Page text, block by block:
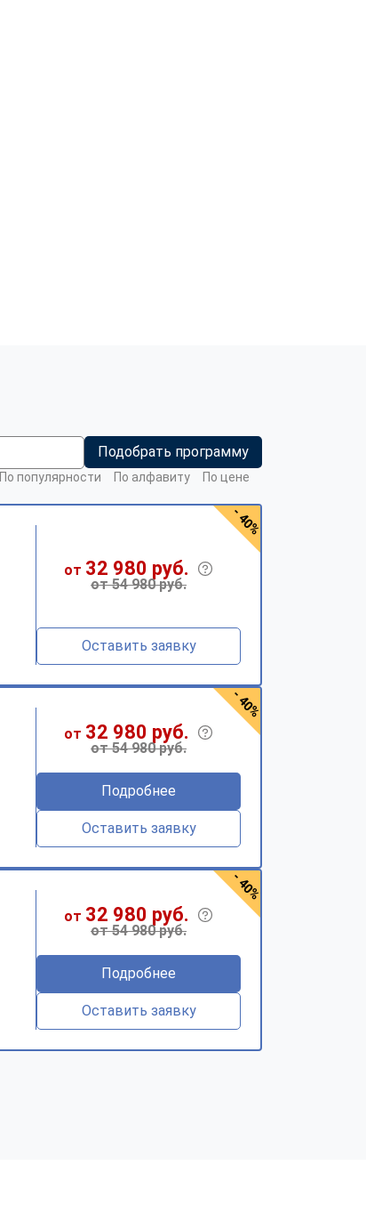
Подобрать программу
По популярности По алфавиту По цене
от 32 980 руб.
от 54 980 руб.
Оставить заявку
- 40%
от 32 980 руб.
от 54 980 руб.
Подробнее
Оставить заявку
- 40%
от 32 980 руб.
от 54 980 руб.
Подробнее
Оставить заявку
- 40%